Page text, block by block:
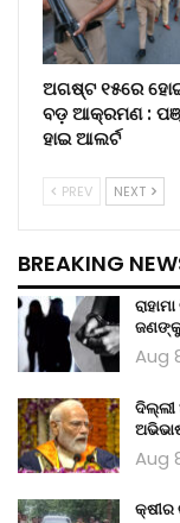
ଅଗଷ୍ଟ ୧୫ରେ
ବଡ଼ ଆକ୍ରମଣ :
ହାଇ ଆଲର୍ଟ
PREV NEXT
BREAKING
Aug
Aug
କ୍ଷୀର